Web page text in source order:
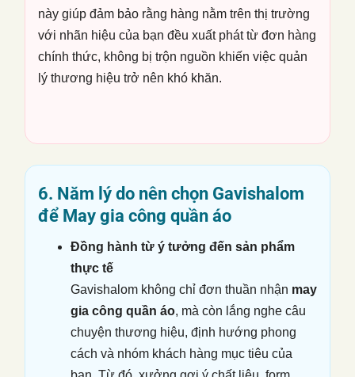
này giúp đảm bảo rằng hàng nằm trên thị trường
với nhãn hiệu của bạn đều xuất phát từ đơn hàng
chính thức, không bị trộn nguồn khiến việc quản
lý thương hiệu trở nên khó khăn.
6. Năm lý do nên chọn Gavishalom
để May gia công quần áo
Đồng hành từ ý tưởng đến sản phẩm
thực tế
Gavishalom không chỉ đơn thuần nhận may
gia công quần áo, mà còn lắng nghe câu
chuyện thương hiệu, định hướng phong
cách và nhóm khách hàng mục tiêu của